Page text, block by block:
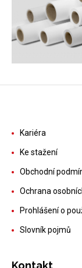
Kariéra
Ke stažení
Obchodní
Ochrana
Prohlášení o
Slovník pojmů
Kontakt